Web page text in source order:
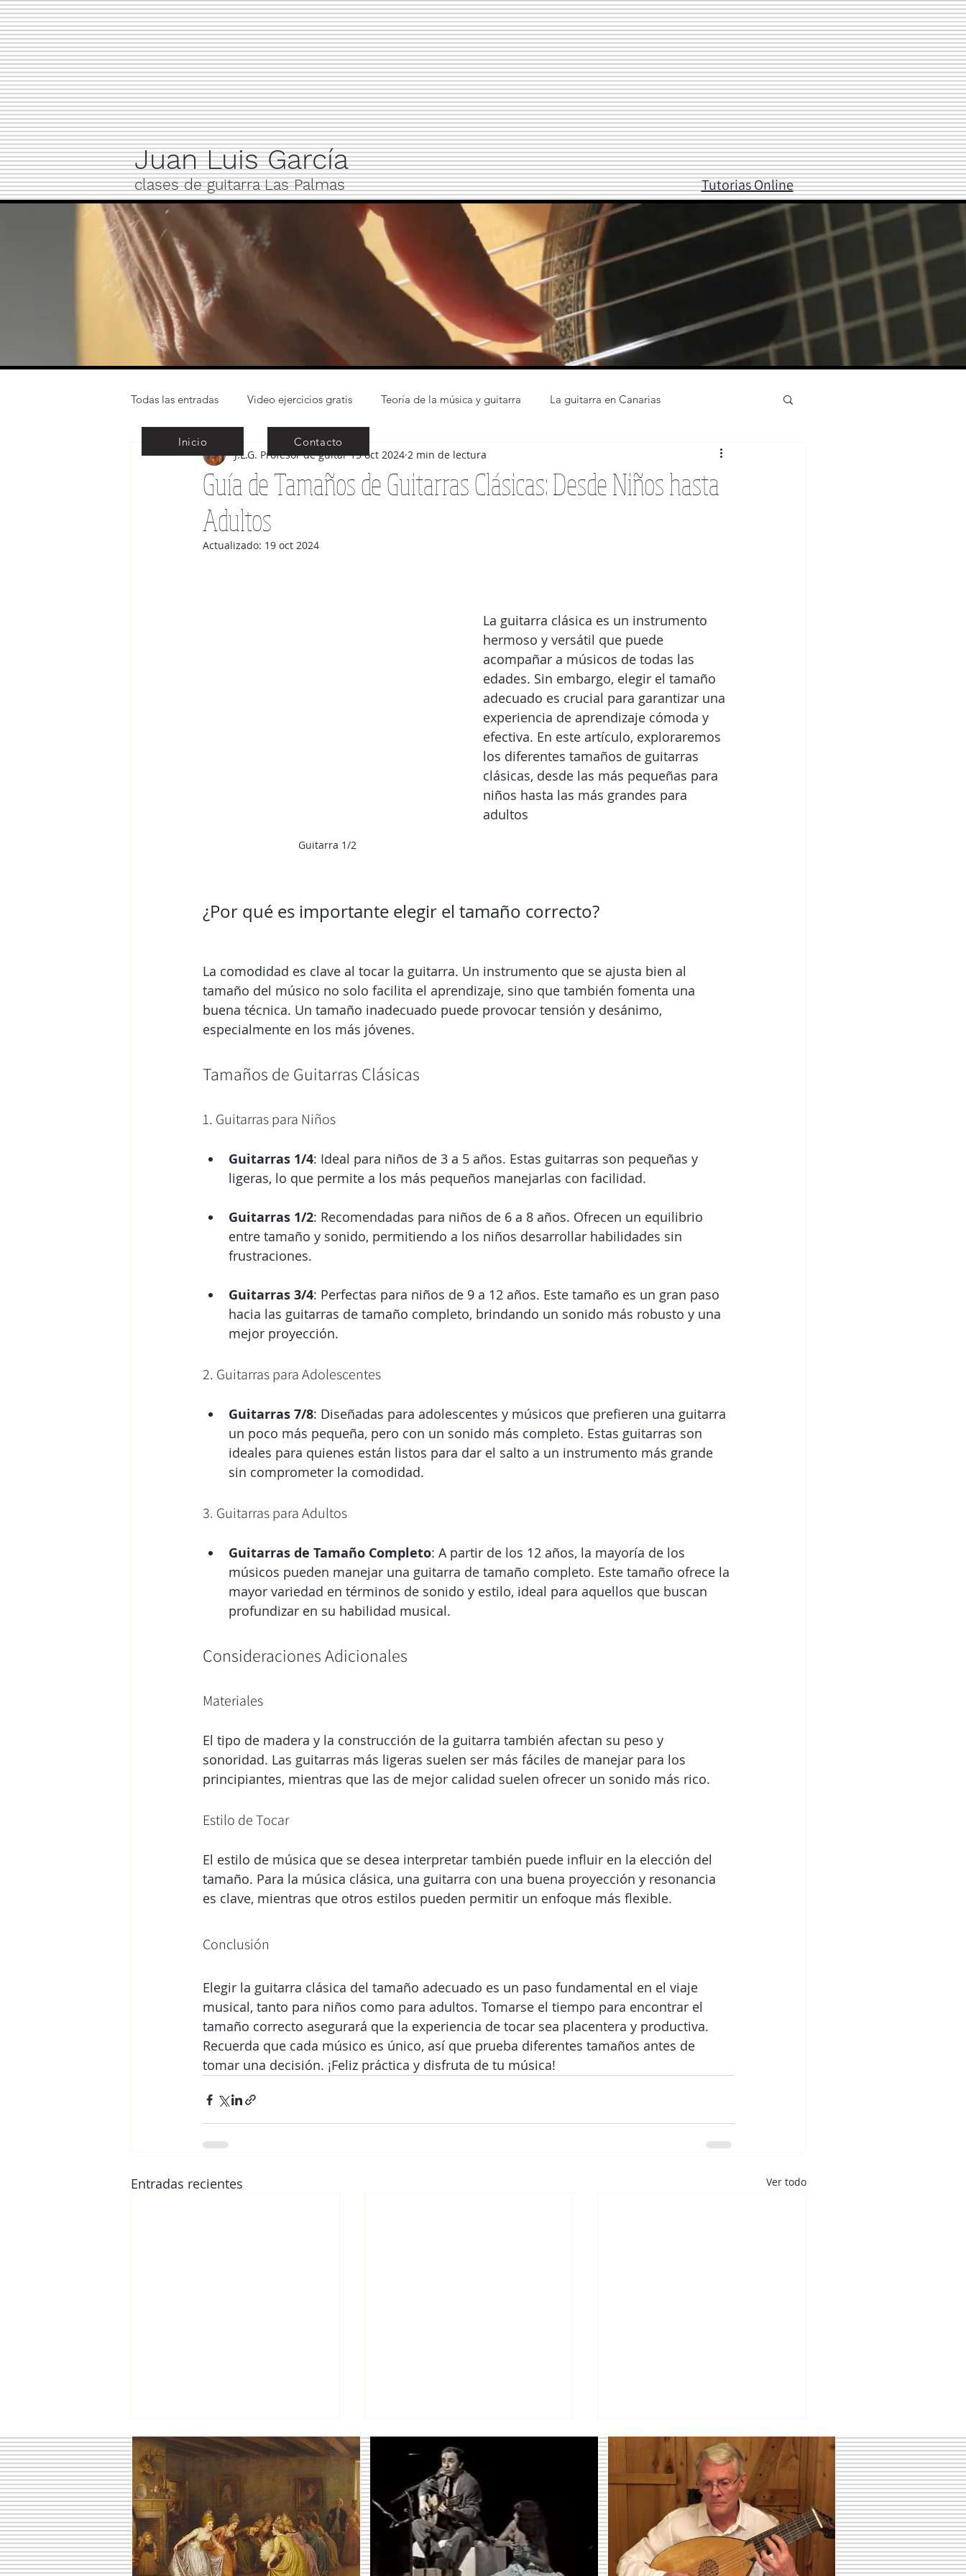
Juan Luis García
clases de guitarra Las Palmas Tutorias Online
Todas las entradas Video ejercicios gratis Teoría de la música y guitarra La guitarra en Canarias
Técnica de la guitarra clásica La guitarra para niños Cosas de Luthier Repertorio guitarrístico partituras
Grandes obras y autores
Guía de Tamaños de Guitarras Clásicas: Desde Niños hasta
Adultos
J.L.G. Profesor de guitar 15 oct 2024 2 min de lectura
Actualizado: 19 oct 2024
Guitarra 1/2
La guitarra clásica es un instrumento
hermoso y versátil que puede
acompañar a músicos de todas las
edades. Sin embargo, elegir el tamaño
adecuado es crucial para garantizar una
experiencia de aprendizaje cómoda y
efectiva. En este artículo, exploraremos
los diferentes tamaños de guitarras
clásicas, desde las más pequeñas para
niños hasta las más grandes para
adultos
¿Por qué es importante elegir el tamaño correcto?
La comodidad es clave al tocar la guitarra. Un instrumento que se ajusta bien al
tamaño del músico no solo facilita el aprendizaje, sino que también fomenta una
buena técnica. Un tamaño inadecuado puede provocar tensión y desánimo,
especialmente en los más jóvenes.
Tamaños de Guitarras Clásicas
1. Guitarras para Niños
Guitarras 1/4: Ideal para niños de 3 a 5 años. Estas guitarras son pequeñas y
ligeras, lo que permite a los más pequeños manejarlas con facilidad.
Guitarras 1/2: Recomendadas para niños de 6 a 8 años. Ofrecen un equilibrio
entre tamaño y sonido, permitiendo a los niños desarrollar habilidades sin
frustraciones.
Guitarras 3/4: Perfectas para niños de 9 a 12 años. Este tamaño es un gran paso
hacia las guitarras de tamaño completo, brindando un sonido más robusto y una
mejor proyección.
2. Guitarras para Adolescentes
Guitarras 7/8: Diseñadas para adolescentes y músicos que prefieren una guitarra
un poco más pequeña, pero con un sonido más completo. Estas guitarras son
ideales para quienes están listos para dar el salto a un instrumento más grande
sin comprometer la comodidad.
3. Guitarras para Adultos
Guitarras de Tamaño Completo: A partir de los 12 años, la mayoría de los
músicos pueden manejar una guitarra de tamaño completo. Este tamaño ofrece la
mayor variedad en términos de sonido y estilo, ideal para aquellos que buscan
profundizar en su habilidad musical.
Consideraciones Adicionales
Materiales
El tipo de madera y la construcción de la guitarra también afectan su peso y
sonoridad. Las guitarras más ligeras suelen ser más fáciles de manejar para los
principiantes, mientras que las de mejor calidad suelen ofrecer un sonido más rico.
Estilo de Tocar
El estilo de música que se desea interpretar también puede influir en la elección del
tamaño. Para la música clásica, una guitarra con una buena proyección y resonancia
es clave, mientras que otros estilos pueden permitir un enfoque más flexible.
Conclusión
Elegir la guitarra clásica del tamaño adecuado es un paso fundamental en el viaje
musical, tanto para niños como para adultos. Tomarse el tiempo para encontrar el
tamaño correcto asegurará que la experiencia de tocar sea placentera y productiva.
Recuerda que cada músico es único, así que prueba diferentes tamaños antes de
tomar una decisión. ¡Feliz práctica y disfruta de tu música!
Entradas recientes Ver todo
¿Qué es el minuet?
10 Temas Esenciales de Bossa Nova
10 Instrumentos Medievales Fascinantes
Inicio Contacto